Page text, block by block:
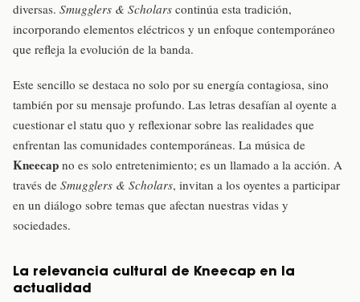
diversas. Smugglers & Scholars continúa esta tradición,
incorporando elementos eléctricos y un enfoque contemporáneo
que refleja la evolución de la banda.
Este sencillo se destaca no solo por su energía contagiosa, sino
también por su mensaje profundo. Las letras desafían al oyente a
cuestionar el statu quo y reflexionar sobre las realidades que
enfrentan las comunidades contemporáneas. La música de
Kneecap no es solo entretenimiento; es un llamado a la acción. A
través de Smugglers & Scholars, invitan a los oyentes a participar
en un diálogo sobre temas que afectan nuestras vidas y
sociedades.
La relevancia cultural de Kneecap en la
actualidad